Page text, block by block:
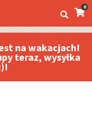
0
na wakacjach!
teraz, wysyłka